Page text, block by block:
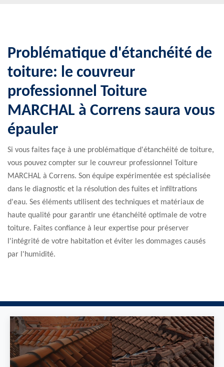
Problématique d'étanchéité de
toiture: le couvreur
professionnel Toiture
MARCHAL à Correns saura vous
épauler
Si vous faites façe à une problématique d'étanchéité de toiture,
vous pouvez compter sur le couvreur professionnel Toiture
MARCHAL à Correns. Son équipe expérimentée est spécialisée
dans le diagnostic et la résolution des fuites et infiltrations
d'eau. Ses éléments utilisent des techniques et matériaux de
haute qualité pour garantir une étanchéité optimale de votre
toiture. Faites confiance à leur expertise pour préserver
l'intégrité de votre habitation et éviter les dommages causés
par l'humidité.